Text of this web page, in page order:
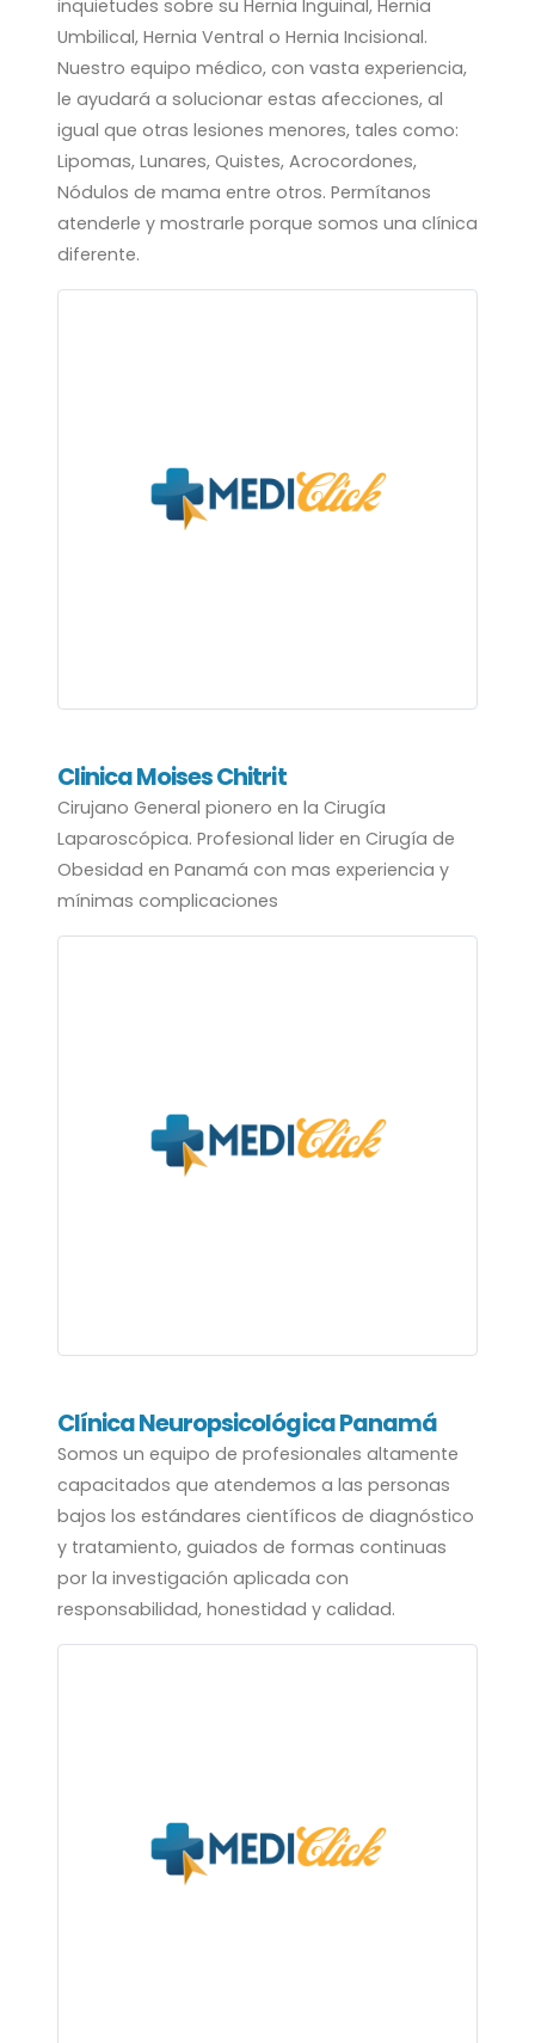
inquietudes sobre su Hernia Inguinal, Hernia
Umbilical, Hernia Ventral o Hernia Incisional.
Nuestro equipo médico, con vasta experiencia,
le ayudará a solucionar estas afecciones, al
igual que otras lesiones menores, tales como:
Lipomas, Lunares, Quistes, Acrocordones,
Nódulos de mama entre otros. Permítanos
atenderle y mostrarle porque somos una clínica
diferente.
Clinica Moises Chitrit
Cirujano General pionero en la Cirugía
Laparoscópica. Profesional lider en Cirugía de
Obesidad en Panamá con mas experiencia y
mínimas complicaciones
Clínica Neuropsicológica Panamá
Somos un equipo de profesionales altamente
capacitados que atendemos a las personas
bajos los estándares científicos de diagnóstico
y tratamiento, guiados de formas continuas
por la investigación aplicada con
responsabilidad, honestidad y calidad.